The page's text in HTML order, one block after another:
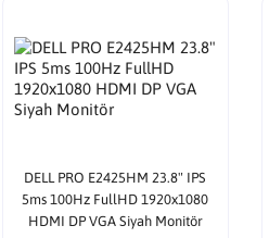
DELL PRO E2425HM 23.8" IPS
5ms 100Hz FullHD 1920x1080
HDMI DP VGA Siyah Monitör